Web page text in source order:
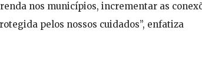
nos municípios, incrementar as
pelos nossos cuidados”, enfatiza